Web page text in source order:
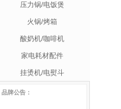
压力锅/电饭煲
火锅/烤箱
酸奶机/咖啡机
家电耗材配件
挂烫机/电熨斗
品牌公告：